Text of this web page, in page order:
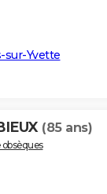
sur-Yvette
(85 ans)